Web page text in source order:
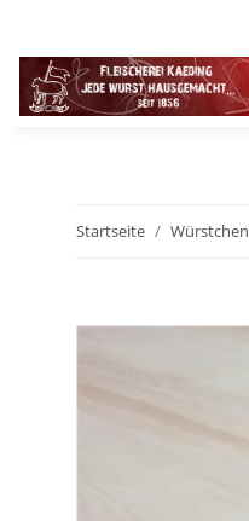
Startseite Würstchen